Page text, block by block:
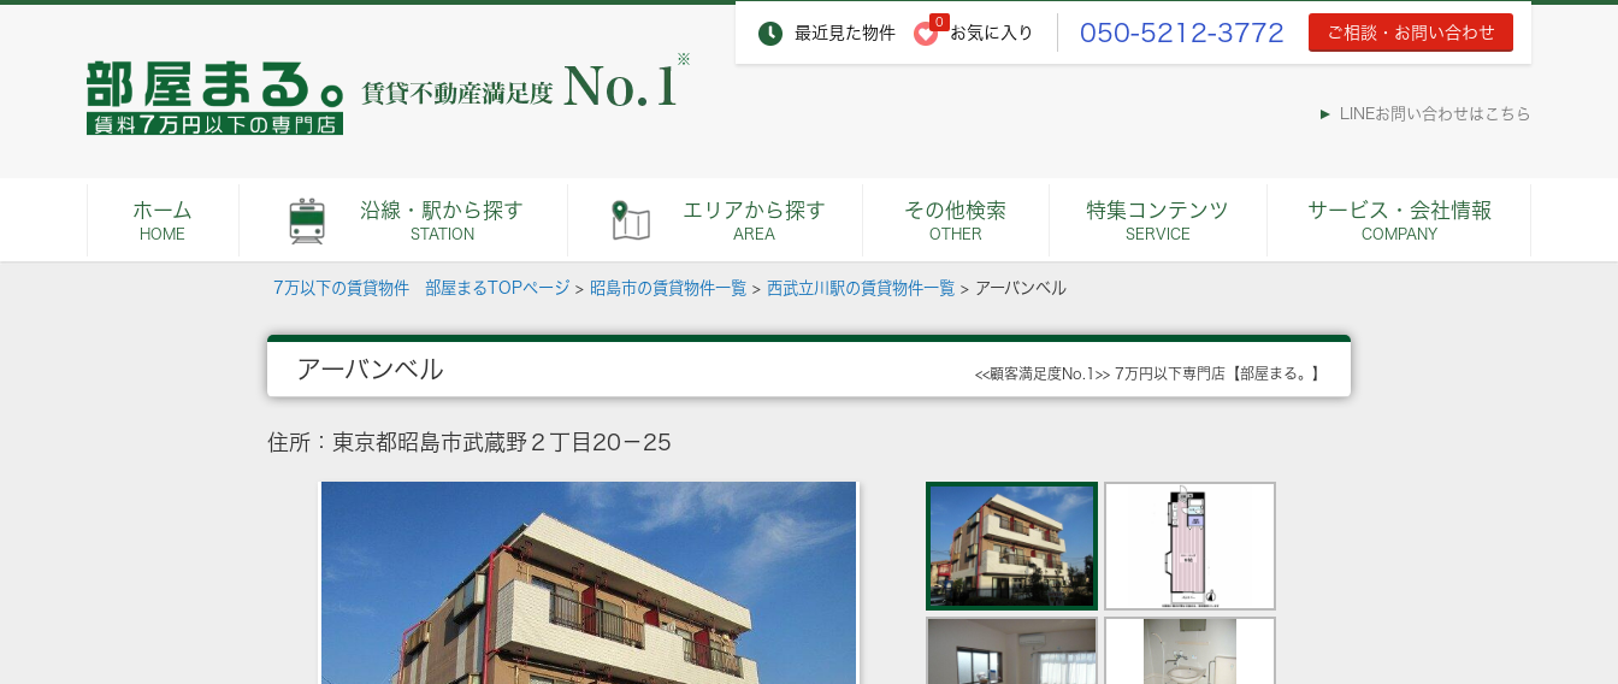
最近見た物件
0
お気に入り 050-5212-3772 ご相談・お問い合わせ
※
LINEお問い合わせはこちら
ホーム
HOME
沿線・駅から探す
STATION
エリアから探す
AREA
その他検索
OTHER
特集コンテンツ
SERVICE
サービス・会社情報
COMPANY
7万以下の賃貸物件 部屋まるTOPページ > 昭島市の賃貸物件一覧 > 西武立川駅の賃貸物件一覧 > アーバンベル
アーバンベル <<顧客満足度No.1>> 7万円以下専門店【部屋まる。】
住所：東京都昭島市武蔵野２丁目20－25